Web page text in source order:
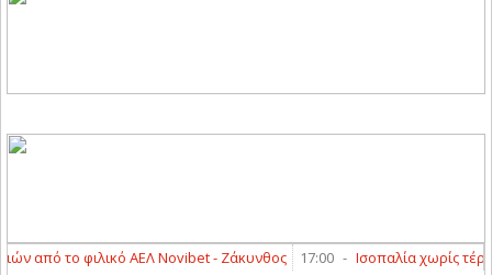
το φιλικό ΑΕΛ Novibet - Ζάκυνθος 17:00 - Ισοπαλία χωρίς